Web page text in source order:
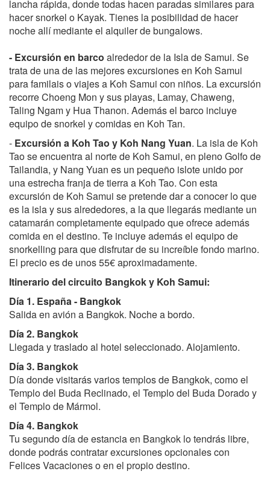
lancha rápida, donde todas hacen paradas similares para
hacer snorkel o Kayak. Tienes la posibilidad de hacer
noche allí mediante el alquiler de bungalows.
- Excursión en barco alrededor de la Isla de Samui. Se
trata de una de las mejores excursiones en Koh Samui
para familais o viajes a Koh Samui con niños. La excursión
recorre Choeng Mon y sus playas, Lamay, Chaweng,
Taling Ngam y Hua Thanon. Además el barco incluye
equipo de snorkel y comidas en Koh Tan.
- Excursión a Koh Tao y Koh Nang Yuan. La isla de Koh
Tao se encuentra al norte de Koh Samui, en pleno Golfo de
Tailandia, y Nang Yuan es un pequeño islote unido por
una estrecha franja de tierra a Koh Tao. Con esta
excursión de Koh Samui se pretende dar a conocer lo que
es la isla y sus alrededores, a la que llegarás mediante un
catamarán completamente equipado que ofrece además
comida en el destino. Te incluye además el equipo de
snorkelling para que disfrutar de su increíble fondo marino.
El precio es de unos 55€ aproximadamente.
Itinerario del circuito Bangkok y Koh Samui:
Día 1. España - Bangkok
Salida en avión a Bangkok. Noche a bordo.
Día 2. Bangkok
Llegada y traslado al hotel seleccionado. Alojamiento.
Día 3. Bangkok
Día donde visitarás varios templos de Bangkok, como el
Templo del Buda Reclinado, el Templo del Buda Dorado y
el Templo de Mármol.
Día 4. Bangkok
Tu segundo día de estancia en Bangkok lo tendrás libre,
donde podrás contratar excursiones opcionales con
Felices Vacaciones o en el propio destino.